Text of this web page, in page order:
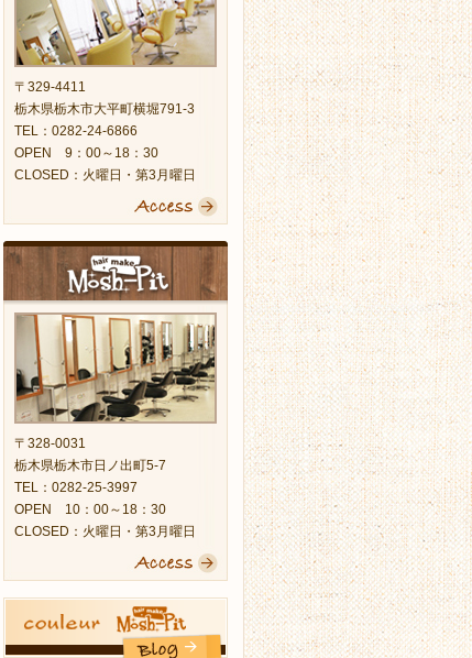
〒329-4411
栃木県栃木市大平町横堀791-3
TEL：0282-24-6866
OPEN 9：00～18：30
CLOSED：火曜日・第3月曜日
〒328-0031
栃木県栃木市日ノ出町5-7
TEL：0282-25-3997
OPEN 10：00～18：30
CLOSED：火曜日・第3月曜日